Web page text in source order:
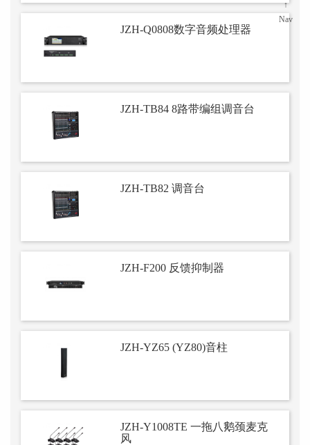
JZH-Q0808数字音频处理器
JZH-TB84 8路带编组调音台
JZH-TB82 调音台
JZH-F200 反馈抑制器
JZH-YZ65 (YZ80)音柱
JZH-Y1008TE 一拖八鹅颈麦克
风
↑
Nav